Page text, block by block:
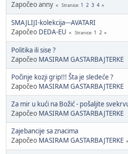
Započeo anny
Stranice 1 2 3 4
SMAJLIJI-kolekcija---AVATARI
Započeo DEDA-EU Stranice 1 2
Politika ili sise ?
Započeo MASIRAM GASTARBAJTERKE
Počinje kozji grip!!! Šta je sledeće ?
Započeo MASIRAM GASTARBAJTERKE
Za mir u kući na Božić - pošaljite
Započeo MASIRAM GASTARBAJTERKE
Zajebancije sa znacima
Započeo MASIRAM GASTARBAJTERKE